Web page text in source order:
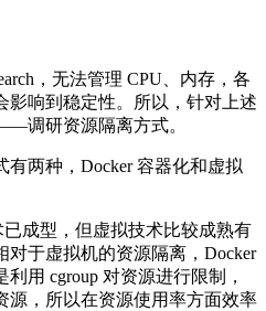
，无法管理 CPU、内存，各
影响到稳定性。所以，针对上述
调研资源隔离方式。
两种，Docker 容器化和虚拟
已成型，但虚拟技术比较成熟有
对于虚拟机的资源隔离，Docker
用 cgroup 对资源进行限制，
源，所以在资源使用率方面效率